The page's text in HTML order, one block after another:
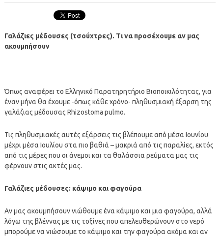
Γαλάζιες μέδουσες (τσούχτρες). Τι να προσέχουμε αν μας
ακουμπήσουν
Όπως αναφέρει το Ελληνικό Παρατηρητήριο Βιοποικιλότητας, για
έναν μήνα θα έχουμε -όπως κάθε χρόνο- πληθυσμιακή έξαρση της
γαλάζιας μέδουσας Rhizostoma pulmo.
Τις πληθυσμιακές αυτές εξάρσεις τις βλέπουμε από μέσα Ιουνίου
μέχρι μέσα Ιουλίου στα πιο βαθιά – μακριά από τις παραλίες, εκτός
από τις μέρες που οι άνεμοι και τα θαλάσσια ρεύματα μας τις
φέρνουν στις ακτές μας.
Γαλάζιες μέδουσες: κάψιμο και φαγούρα
Αν μας ακουμπήσουν νιώθουμε ένα κάψιμο και μια φαγούρα, αλλά
λόγω της βλέννας με τις τοξίνες που απελευθερώνουν στο νερό
μπορούμε να νιώσουμε το κάψιμο και την φαγούρα ακόμα και αν